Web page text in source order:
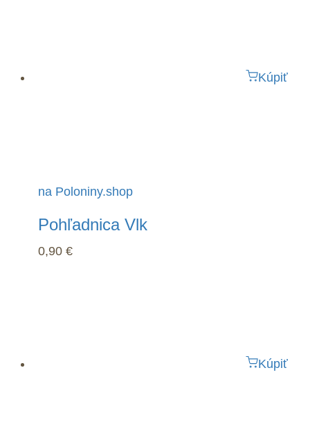
Kúpiť
na Poloniny.shop
Pohľadnica Vlk
0,90 €
Kúpiť